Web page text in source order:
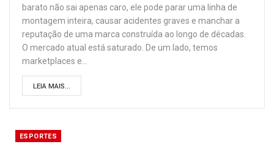
barato não sai apenas caro, ele pode parar uma linha de
montagem inteira, causar acidentes graves e manchar a
reputação de uma marca construída ao longo de décadas.
O mercado atual está saturado. De um lado, temos
marketplaces e…
LEIA MAIS...
ESPORTES